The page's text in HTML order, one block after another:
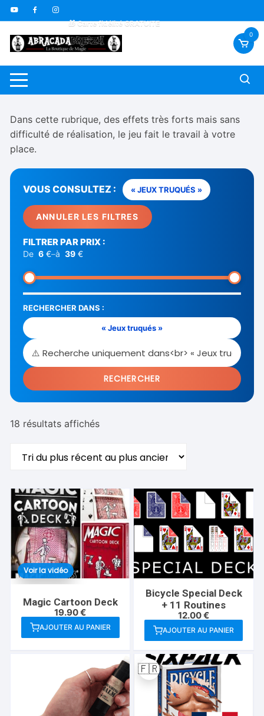
Aller
au
contenu
🎁 Carte fidélité GRATUITE
🎬 Vidéos sous-titrées FR *
0
Dans cette rubrique, des effets très forts mais sans
difficulté de réalisation, le jeu fait le travail à votre
place.
VOUS CONSULTEZ : « JEUX TRUQUÉS »
ANNULER LES FILTRES
FILTRER PAR PRIX :
De 6 €–à 39 €
RECHERCHER DANS :
« Jeux truqués »
RECHERCHER
18 résultats affichésTrié
récent
plus
ancien
Voir la vidéo
Magic Cartoon Deck
19.90€
AJOUTER AU PANIER
Bicycle Special Deck
+ 11 Routines
12.00€
AJOUTER AU PANIER
🇫🇷